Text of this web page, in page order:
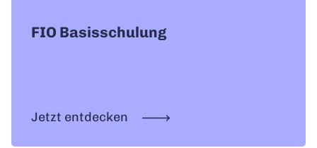
FIO Basisschulung
Jetzt entdecken